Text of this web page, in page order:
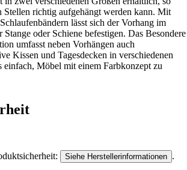
Stellen richtig aufgehängt werden kann. Mit
lässt sich der Vorhang im
Stange oder Schiene befestigen. Das Besondere
umfasst neben Vorhängen auch
Kissen und Tagesdecken in verschiedenen
einfach, Möbel mit einem Farbkonzept zu
Siehe Herstellerinformationen .